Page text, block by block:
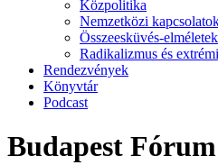
Közpolitika
Nemzetközi
Összeesküvés-
Radikalizmus és
Rendezvények
Könyvtár
Podcast
Budapest